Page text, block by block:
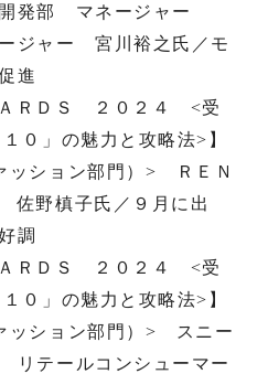
発部 マネージャー
ジャー 宮川裕之氏／モ
進
ＲＤＳ ２０２４ <受
０」の魅力と攻略法>】
ッション部門）> ＲＥＮ
野槙子氏／９月に出
調
ＲＤＳ ２０２４ <受
０」の魅力と攻略法>】
ッション部門）> スニー
リテールコンシューマー